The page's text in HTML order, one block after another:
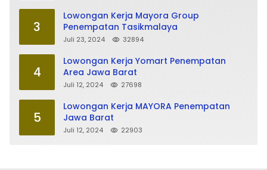
3
Lowongan Kerja Mayora Group
Penempatan Tasikmalaya
Juli 23, 2024 32894
4
Lowongan Kerja Yomart Penempatan
Area Jawa Barat
Juli 12, 2024 27698
5
Lowongan Kerja MAYORA Penempatan
Jawa Barat
Juli 12, 2024 22903